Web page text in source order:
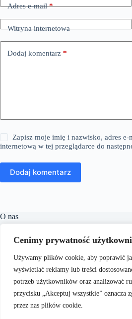
Cenimy prywatność
Używamy plików cookie, aby poprawić
wyświetlać reklamy lub treści
potrzeb użytkowników oraz analizować
przycisku „Akceptuj wszystkie” oznacza
przez nas plików cookie.
Adres e-mail*
Witryna internetowa
Dodaj komentarz *
Zapisz moje imię i nazwisko, adres e-
internetową w tej przeglądarce do
Dodaj komentarz
O nas
wachlarz treści z różnych dziedzin, takich
dostarczanie czytelnikom
materiałów, które wspierają ich rozwój
Dbamy o to, aby nasze artykuły były
dla każdego, niezależnie od poziomu
zakresie.
Copyright © 2026 - Linguacast.pl